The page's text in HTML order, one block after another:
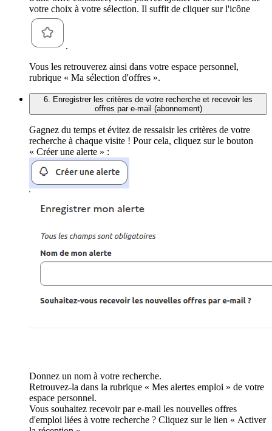
votre choix à votre sélection. Il suffit de cliquer sur l'icône
.
Vous les retrouverez ainsi dans votre espace personnel,
rubrique « Ma sélection d'offres ».
6. Enregistrer les critères de votre recherche et recevoir les
offres par e-mail (abonnement)
Gagnez du temps et évitez de ressaisir les critères de votre
recherche à chaque visite ! Pour cela, cliquez sur le bouton
« Créer une alerte » :
Donnez un nom à votre recherche.
Retrouvez-la dans la rubrique « Mes alertes emploi » de votre
espace personnel.
Vous souhaitez recevoir par e-mail les nouvelles offres
d'emploi liées à votre recherche ? Cliquez sur le lien « Activer